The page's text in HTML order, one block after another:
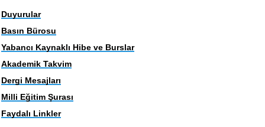
Duyurular
Basın Bürosu
Yabancı Kaynaklı Hibe ve Burslar
Akademik Takvim
Dergi Mesajları
Milli Eğitim Şurası
Faydalı Linkler